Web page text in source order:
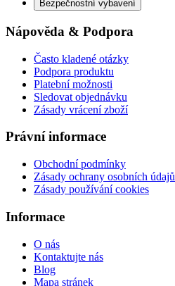
Bezpečnostní vybavení
Nápověda & Podpora
Často kladené otázky
Podpora produktu
Platební možnosti
Sledovat objednávku
Zásady vrácení zboží
Právní informace
Obchodní podmínky
Zásady ochrany osobních údajů
Zásady používání cookies
Informace
O nás
Kontaktujte nás
Blog
Mapa stránek